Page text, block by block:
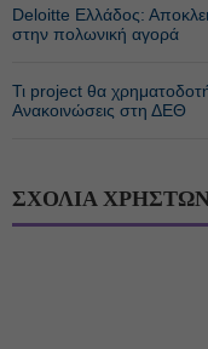
Deloitte Ελλάδος:
στην πολωνική αγορά
Τι project θα
Ανακοινώσεις στη ΔΕΘ
ΣΧΟΛΙΑ